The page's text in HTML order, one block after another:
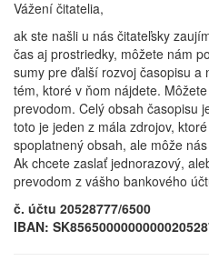
Vážení čitatelia,
ak ste našli u nás čitateľsky
čas aj prostriedky, môžete nám
sumy pre ďalší rozvoj časopisu a
tém, ktoré v ňom nájdete.
prevodom. Celý obsah časopisu
toto je jeden z mála zdrojov,
spoplatnený obsah, ale môže
Ak chcete zaslať jednorazový,
prevodom z vášho bankového
č. účtu 20528777/6500
IBAN: